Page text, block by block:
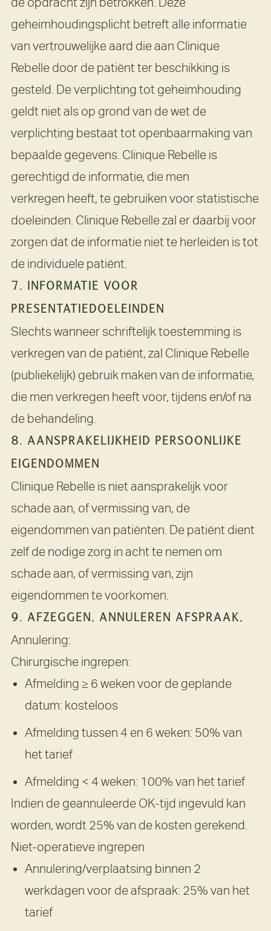
geheimhoudingsplicht betreft alle informatie
van vertrouwelijke aard die aan Clinique
Rebelle door de patiënt ter beschikking is
gesteld. De verplichting tot geheimhouding
geldt niet als op grond van de wet de
verplichting bestaat tot openbaarmaking van
bepaalde gegevens. Clinique Rebelle is
gerechtigd de informatie, die men
verkregen heeft, te gebruiken voor statistische
doeleinden. Clinique Rebelle zal er daarbij voor
zorgen dat de informatie niet te herleiden is tot
de individuele patiënt.
7. INFORMATIE VOOR
PRESENTATIEDOELEINDEN
Slechts wanneer schriftelijk toestemming is
verkregen van de patiënt, zal Clinique Rebelle
(publiekelijk) gebruik maken van de informatie,
die men verkregen heeft voor, tijdens en/of na
de behandeling.
8. AANSPRAKELIJKHEID PERSOONLIJKE
EIGENDOMMEN
Clinique Rebelle is niet aansprakelijk voor
schade aan, of vermissing van, de
eigendommen van patiënten. De patiënt dient
zelf de nodige zorg in acht te nemen om
schade aan, of vermissing van, zijn
eigendommen te voorkomen.
9. AFZEGGEN, ANNULEREN AFSPRAAK,
Annulering:
Chirurgische ingrepen:
Afmelding ≥ 6 weken voor de geplande
datum: kosteloos
Afmelding tussen 4 en 6 weken: 50% van
het tarief
Afmelding < 4 weken: 100% van het tarief
Indien de geannuleerde OK-tijd ingevuld kan
worden, wordt 25% van de kosten gerekend.
Niet-operatieve ingrepen
Annulering/verplaatsing binnen 2
werkdagen voor de afspraak: 25% van het
tarief